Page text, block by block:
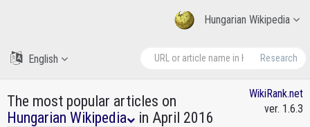
Hungarian Wikipedia
Research
English
The most popular articles on
Hungarian Wikipedia
in April 2016
WikiRank.net
ver. 1.6.3